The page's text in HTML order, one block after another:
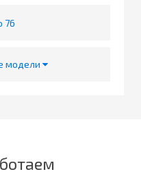
76
модели